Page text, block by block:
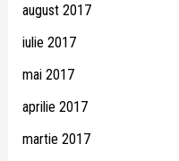
august 2017
iulie 2017
mai 2017
aprilie 2017
martie 2017